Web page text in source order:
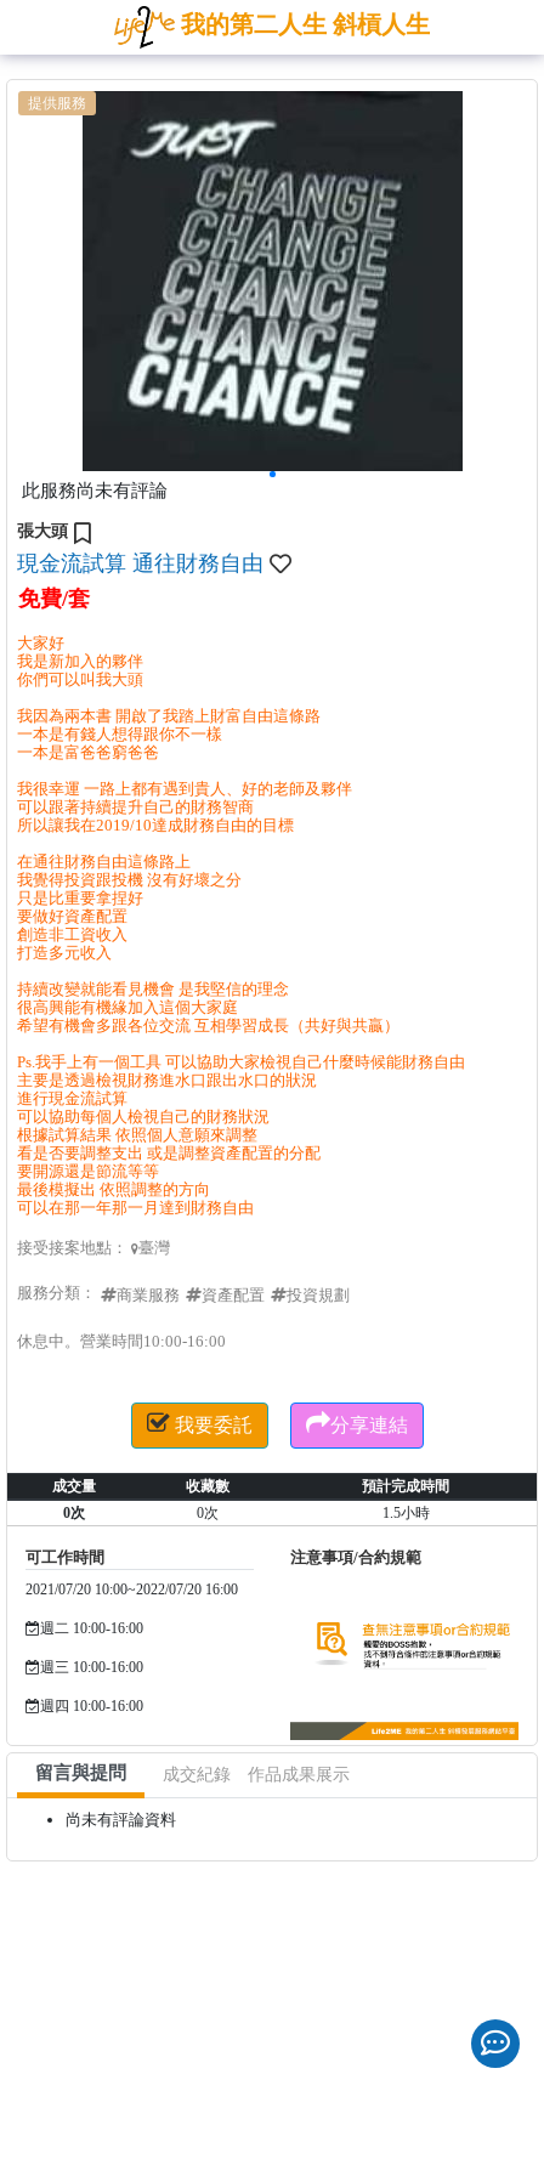
我的第二人生 斜槓人生
提供服務
此服務尚未有評論
張大頭
現金流試算 通往財務自由
免費/套
大家好
我是新加入的夥伴
你們可以叫我大頭
我因為兩本書 開啟了我踏上財富自由這條路
一本是有錢人想得跟你不一樣
一本是富爸爸窮爸爸
我很幸運 一路上都有遇到貴人、好的老師及夥伴
可以跟著持續提升自己的財務智商
所以讓我在2019/10達成財務自由的目標
在通往財務自由這條路上
我覺得投資跟投機 沒有好壞之分
只是比重要拿捏好
要做好資產配置
創造非工資收入
打造多元收入
持續改變就能看見機會 是我堅信的理念
很高興能有機緣加入這個大家庭
希望有機會多跟各位交流 互相學習成長（共好與共贏）
Ps.我手上有一個工具 可以協助大家檢視自己什麼時候能財務自由
主要是透過檢視財務進水口跟出水口的狀況
進行現金流試算
可以協助每個人檢視自己的財務狀況
根據試算結果 依照個人意願來調整
看是否要調整支出 或是調整資產配置的分配
要開源還是節流等等
最後模擬出 依照調整的方向
可以在那一年那一月達到財務自由
接受接案地點： 臺灣
服務分類： 商業服務 資產配置 投資規劃
休息中。營業時間10:00-16:00
 我要委託 分享連結
成交量 收藏數
預計完成時間
0次
0次 1.5小時
可工作時間
2021/07/20 10:00~2022/07/20 16:00
週二 10:00-16:00
週三 10:00-16:00
週四 10:00-16:00
注意事項/合約規範
留言與提問 成交紀錄 作品成果展示
尚未有評論資料